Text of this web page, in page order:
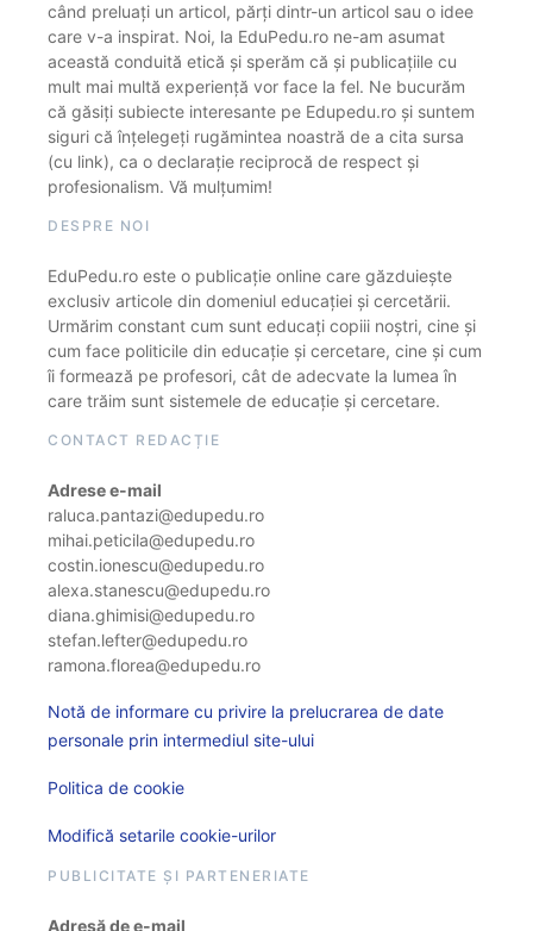
când preluați un articol, părți dintr-un articol sau o idee
care v-a inspirat. Noi, la EduPedu.ro ne-am asumat
această conduită etică și sperăm că și publicațiile cu
mult mai multă experiență vor face la fel. Ne bucurăm
că găsiți subiecte interesante pe Edupedu.ro și suntem
siguri că înțelegeți rugămintea noastră de a cita sursa
(cu link), ca o declarație reciprocă de respect și
profesionalism. Vă mulțumim!
DESPRE NOI
EduPedu.ro este o publicație online care găzduiește
exclusiv articole din domeniul educației și cercetării.
Urmărim constant cum sunt educați copiii noștri, cine și
cum face politicile din educație și cercetare, cine și cum
îi formează pe profesori, cât de adecvate la lumea în
care trăim sunt sistemele de educație și cercetare.
CONTACT REDACȚIE
Adrese e-mail
raluca.pantazi@edupedu.ro
mihai.peticila@edupedu.ro
costin.ionescu@edupedu.ro
alexa.stanescu@edupedu.ro
diana.ghimisi@edupedu.ro
stefan.lefter@edupedu.ro
ramona.florea@edupedu.ro
Notă de informare cu privire la prelucrarea de date
personale prin intermediul site-ului
Politica de cookie
Modifică setarile cookie-urilor
PUBLICITATE ȘI PARTENERIATE
Adresă de e-mail